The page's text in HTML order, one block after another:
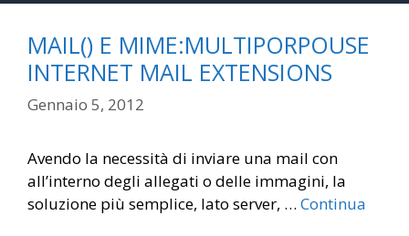
MAIL() E MIME:MULTIPORPOUSE
INTERNET MAIL EXTENSIONS
Gennaio 5, 2012
Avendo la necessità di inviare una mail con
all’interno degli allegati o delle immagini, la
soluzione più semplice, lato server, … Continua